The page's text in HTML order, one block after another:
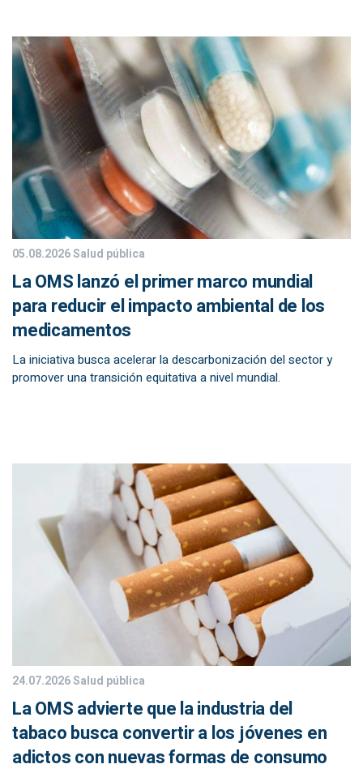
05.08.2026Salud pública
La OMS lanzó el primer marco mundial
para reducir el impacto ambiental de los
medicamentos
La iniciativa busca acelerar la descarbonización del sector y
promover una transición equitativa a nivel mundial.
24.07.2026Salud pública
La OMS advierte que la industria del
tabaco busca convertir a los jóvenes en
adictos con nuevas formas de consumo